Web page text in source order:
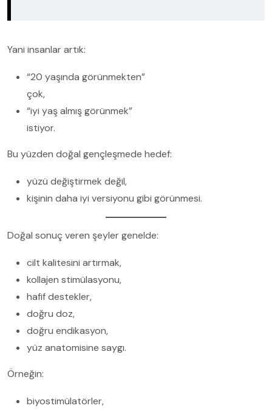
Yani insanlar artık:
“20 yaşında görünmekten”
çok,
“iyi yaş almış görünmek”
istiyor.
Bu yüzden doğal gençleşmede hedef:
yüzü değiştirmek değil,
kişinin daha iyi versiyonu gibi görünmesi.
Doğal sonuç veren şeyler genelde:
cilt kalitesini artırmak,
kollajen stimülasyonu,
hafif destekler,
doğru doz,
doğru endikasyon,
yüz anatomisine saygı.
Örneğin:
biyostimülatörler,